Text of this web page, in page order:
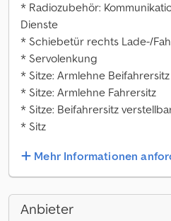
* Radiozubehör:
Dienste
* Schiebetür rechts Lade-/
* Servolenkung
* Sitze: Armlehne Beifahrersitz
* Sitze: Armlehne Fahrersitz
* Sitze: Beifahrersitz
* Sitz
Mehr Informationen
Anbieter